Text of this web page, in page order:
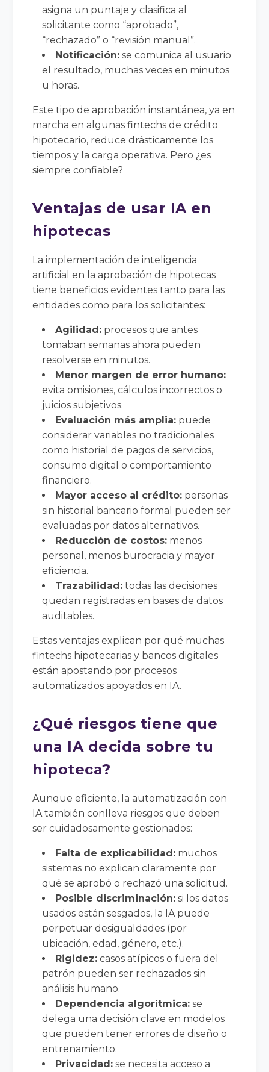
asigna un puntaje y clasifica al
solicitante como “aprobado”,
“rechazado” o “revisión manual”.
Notificación: se comunica al usuario
el resultado, muchas veces en minutos
u horas.
Este tipo de aprobación instantánea, ya en
marcha en algunas fintechs de crédito
hipotecario, reduce drásticamente los
tiempos y la carga operativa. Pero ¿es
siempre confiable?
Ventajas de usar IA en
hipotecas
La implementación de inteligencia
artificial en la aprobación de hipotecas
tiene beneficios evidentes tanto para las
entidades como para los solicitantes:
Agilidad: procesos que antes
tomaban semanas ahora pueden
resolverse en minutos.
Menor margen de error humano:
evita omisiones, cálculos incorrectos o
juicios subjetivos.
Evaluación más amplia: puede
considerar variables no tradicionales
como historial de pagos de servicios,
consumo digital o comportamiento
financiero.
Mayor acceso al crédito: personas
sin historial bancario formal pueden ser
evaluadas por datos alternativos.
Reducción de costos: menos
personal, menos burocracia y mayor
eficiencia.
Trazabilidad: todas las decisiones
quedan registradas en bases de datos
auditables.
Estas ventajas explican por qué muchas
fintechs hipotecarias y bancos digitales
están apostando por procesos
automatizados apoyados en IA.
¿Qué riesgos tiene que
una IA decida sobre tu
hipoteca?
Aunque eficiente, la automatización con
IA también conlleva riesgos que deben
ser cuidadosamente gestionados:
Falta de explicabilidad: muchos
sistemas no explican claramente por
qué se aprobó o rechazó una solicitud.
Posible discriminación: si los datos
usados están sesgados, la IA puede
perpetuar desigualdades (por
ubicación, edad, género, etc.).
Rigidez: casos atípicos o fuera del
patrón pueden ser rechazados sin
análisis humano.
Dependencia algorítmica: se
delega una decisión clave en modelos
que pueden tener errores de diseño o
entrenamiento.
Privacidad: se necesita acceso a